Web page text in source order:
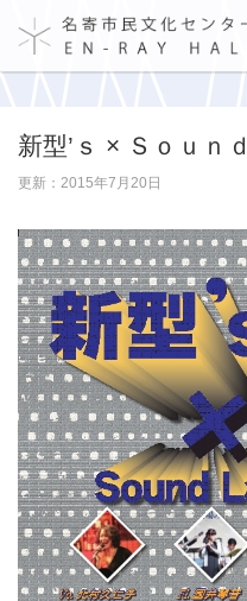
新型’ｓ × Ｓｏｕｎ
更新：2015年7月20日